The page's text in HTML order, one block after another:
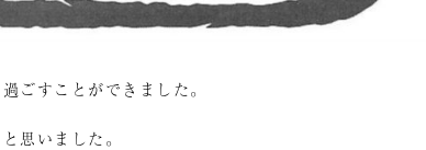
ごすことができました。
思いました。